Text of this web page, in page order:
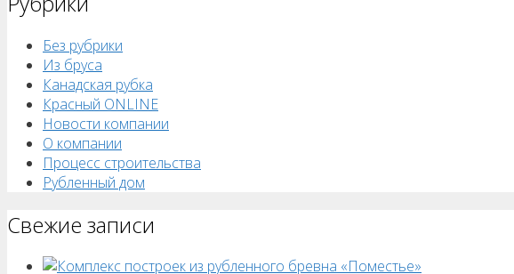
Без рубрики
Из бруса
Канадская рубка
Красный ONLINE
Новости компании
О компании
Процесс строительства
Рубленный дом
Свежие записи